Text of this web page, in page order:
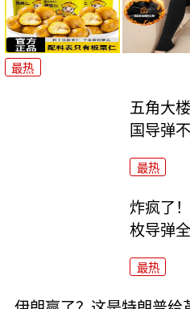
最热
五角大
国导弹
最热
炸疯了
枚导弹
最热